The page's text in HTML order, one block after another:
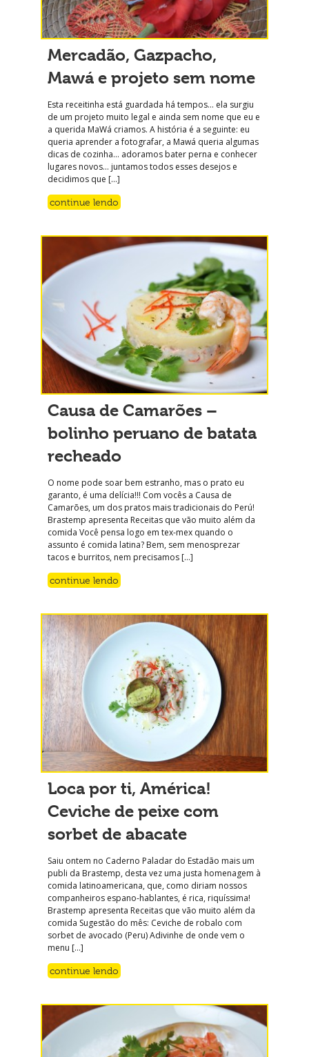
Mercadão, Gazpacho,
Mawá e projeto sem nome
Esta receitinha está guardada há tempos… ela surgiu
de um projeto muito legal e ainda sem nome que eu e
a querida MaWá criamos. A história é a seguinte: eu
queria aprender a fotografar, a Mawá queria algumas
dicas de cozinha… adoramos bater perna e conhecer
lugares novos… juntamos todos esses desejos e
decidimos que […]
continue lendo
Causa de Camarões –
bolinho peruano de batata
recheado
O nome pode soar bem estranho, mas o prato eu
garanto, é uma delícia!!! Com vocês a Causa de
Camarões, um dos pratos mais tradicionais do Perú!
Brastemp apresenta Receitas que vão muito além da
comida Você pensa logo em tex-mex quando o
assunto é comida latina? Bem, sem menosprezar
tacos e burritos, nem precisamos […]
continue lendo
Loca por ti, América!
Ceviche de peixe com
sorbet de abacate
Saiu ontem no Caderno Paladar do Estadão mais um
publi da Brastemp, desta vez uma justa homenagem à
comida latinoamericana, que, como diriam nossos
companheiros espano-hablantes, é rica, riquíssima!
Brastemp apresenta Receitas que vão muito além da
comida Sugestão do mês: Ceviche de robalo com
sorbet de avocado (Peru) Adivinhe de onde vem o
menu […]
continue lendo